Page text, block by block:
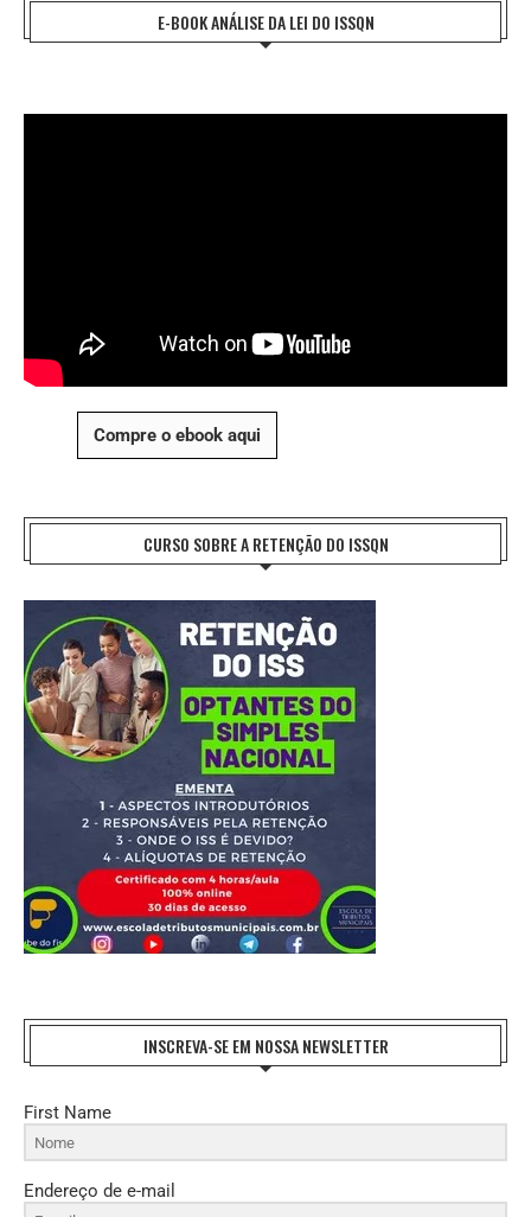
E-BOOK ANÁLISE DA LEI DO ISSQN
Compre o ebook aqui
CURSO SOBRE A RETENÇÃO DO ISSQN
INSCREVA-SE EM NOSSA NEWSLETTER
First Name
Endereço de e-mail